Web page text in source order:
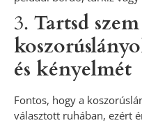
3. Tartsd
és kényelmét
Fontos, hogy a
választott ruhában, ezért